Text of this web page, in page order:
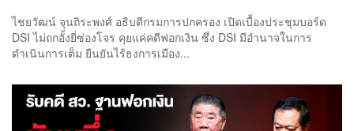
ไชยวัฒน์ จุนถิระพงศ์ อธิบดีกรมการปกครอง เปิดเบื้องประชุมบอร์ด
DSI ไม่ถกอั้งยี่ซ่องโจร คุยแค่คดีฟอกเงิน ซึ่ง DSI มีอำนาจในการ
ดำเนินการเต็ม ยืนยันไร้ธงการเมือง...